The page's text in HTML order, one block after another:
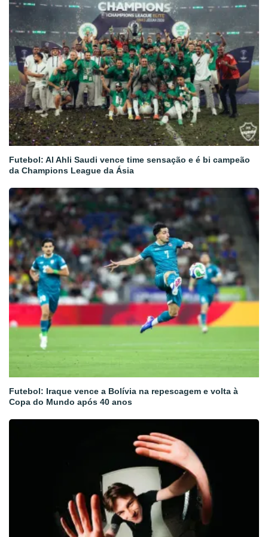
Futebol: Al Ahli Saudi vence time sensação e é bi campeão
da Champions League da Ásia
Futebol: Iraque vence a Bolívia na repescagem e volta à
Copa do Mundo após 40 anos